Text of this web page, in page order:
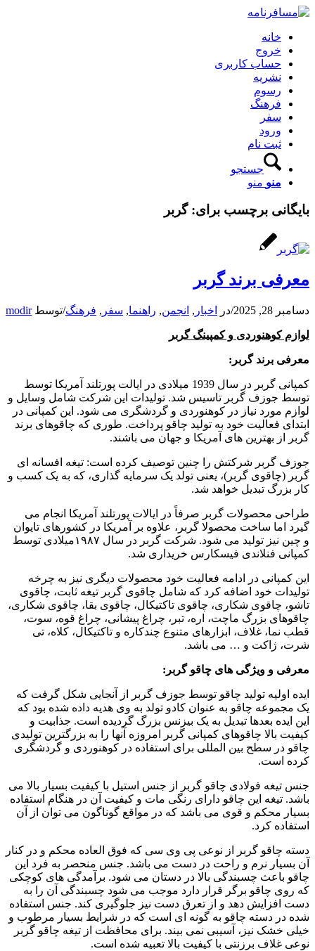
خانه
خروج
حساب کاربری
نشریه
رسوم
فرهنگ
سفر
ورود
ثبت نام
جستجو
منو منو
بایگانی برچسب برای:گربر
معرفی برند گربر
دسامبر 28, 2025 /در اخبار , انجمن, راهنما, سفر , فرهنگ/توسطmodir
لوازم کوهنوردی و کمپینگ گربر
معرفی برند گربر:
کمپانی گربر در سال 1939 میلادی در ایالت پورتلند آمریکا توسط
توسط جوزف گربر تاسیس شد. تولیدات این شرکت شامل وسایل و
لوازم مورد نیاز در کوهنوردی و گردشگری می شود. این کمپانی در
ابتدای فعالیت خود به تولید چاقو پرداخت. طوری که چاقوهای برند
گربر از بهترین های آمریکا و جهان می باشند.
جوزف گربر شرکتش را چنین توصیف کرده است: تیغه افسانه ای
گربر (چاقوی گربر)، یعنی تولد یک سرمایه گذاری، که به یک کسب و
کار بزرگ تبدیل خواهد شد.
طراحی محصولات گربر صرفاً در ایالات پورتلند آمریکا انجام می
گیرد اما ساخت محصولا گربر، علاوه بر آمریکا در کشورهای تایوان
و چین نیز تولید می شود. شرکت گربر در سال ۱۹۸۷میلادی توسط
کمپانی فنلاندی فیسکارس خریداری شد.
این کمپانی در ادامه فعالیت خود محصولات دیگری نیز به چرخه
تولیدات خود اضافه کرد که شامل چاقوی گربر تیغه ثابت، چاقوی
تاشو، چاقوی شکاری، چاقوی تاکتیکال، چاقوی بقا، چاقوی شکاری،
چاقوهای بزرگ ماچت، اره، تبر، چراغ پیشانی، چراغ قوه، سوت،
قطب نما، غلاف، ابزارهای متنوع چندکاره و تاکتیکال، کلاه، تی
شرت، ژاکت و … می باشد.
معرفی و ویژگی های چاقو گربر:
ایده اولیه تولید چاقو توسط جوزف گربر از آنجایی شکل گرفت که
یک مجموعه چاقو به عنوان کادو تولد به وی هدیه داده شده بود که
این ایده بعدها تبدیل به یک بیزنس بزرگ گردیده است. جذابیت و
کیفیت بالا چاقوهای کمپانی گربر امروزه آنها را به بزرگترین تولیدی
چاقو در سطح بین المللی برای استفاده در کوهنوردی و گردشگری
کرده است.
جنس تیغه فولادی چاقو گربر از جنس استیل با کیفیت بسیار بالا می
باشد. تیغه این چاقو دارای رنگی مات و کیفیت آن در هنگام استفاده
بسیار محکم و قوی می باشد که در مواقع گوناگون می توان از آن
استفاده کرد.
دسته چاقو گربر از نوعی پی وی سی که فوق العاده محکم و در کنار
آن بسیار نرم و راحت در دست می باشد. جنس منحصر به فرد این
چاقو باعث چسبندگی بالا در دستان می شود. برآمدگی های کوچکی
که روی چاقو برگر قرار دارد موجب می شود چسبندگی آن را به
دست افزایش دهد و از تعرق دست نیز جلوگیری کند. جنس استفاده
شده در دسته چاقو به گونه ای است که در شرایط بسیار مرطوب و
خیلی خشک نیز، آسیبی نمی بیند. برای محافظت از تیغه چاقو گربر
نوعی غلاف برزنتی با کیفیت بالا تعبیه شده است.